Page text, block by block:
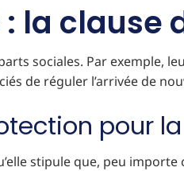
: la clause
sociales. Par exemple,
de réguler l’arrivée de
pour la
stipule que, peu